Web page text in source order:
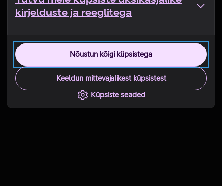
kirjelduste ja reeglitega
Nõustun kõigi küpsistega
Keeldun mittevajalikest küpsistest
Küpsiste seaded